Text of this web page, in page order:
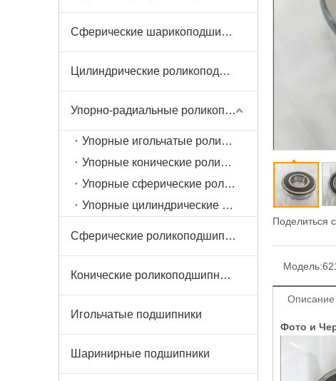
Сферические шарикоподшипники
Цилиндрические роликоподшипники
Упорно-радиальные роликоподшипники
Упорные игольчатые роликоподшипники
Упорные конические роликоподшипники
Упорные сферические роликоподшипники
Упорные цилиндрические роликоподшипники
Сферические роликоподшипники
Конические роликоподшипники
Игольчатые подшипники
Шаринирные подшипники
Поделиться
Модель:
Описание
Фото и